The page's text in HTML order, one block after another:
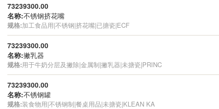
73239300.00
名称:不锈钢挤花嘴
规格:加工食品用|不锈钢|挤花嘴|已搪瓷|ECF
73239300.00
名称:撇乳器
规格:用于牛奶分层及撇除|金属制|撇乳器|未搪瓷|PRINC
73239300.00
名称:不锈钢罐
规格:装食物用|不锈钢制|餐桌用品|未搪瓷|KLEAN KA